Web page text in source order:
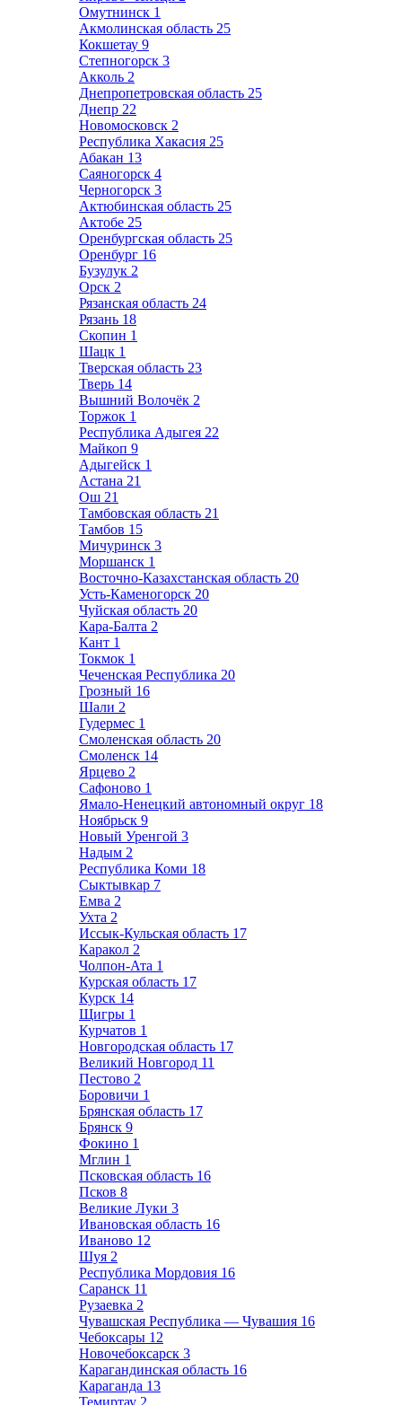
Омутнинск 1
Акмолинская область 25
Кокшетау 9
Степногорск 3
Акколь 2
Днепропетровская область 25
Днепр 22
Новомосковск 2
Республика Хакасия 25
Абакан 13
Саяногорск 4
Черногорск 3
Актюбинская область 25
Актобе 25
Оренбургская область 25
Оренбург 16
Бузулук 2
Орск 2
Рязанская область 24
Рязань 18
Скопин 1
Шацк 1
Тверская область 23
Тверь 14
Вышний Волочёк 2
Торжок 1
Республика Адыгея 22
Майкоп 9
Адыгейск 1
Астана 21
Ош 21
Тамбовская область 21
Тамбов 15
Мичуринск 3
Моршанск 1
Восточно-Казахстанская область 20
Усть-Каменогорск 20
Чуйская область 20
Кара-Балта 2
Кант 1
Токмок 1
Чеченская Республика 20
Грозный 16
Шали 2
Гудермес 1
Смоленская область 20
Смоленск 14
Ярцево 2
Сафоново 1
Ямало-Ненецкий автономный округ 18
Ноябрьск 9
Новый Уренгой 3
Надым 2
Республика Коми 18
Сыктывкар 7
Емва 2
Ухта 2
Иссык-Кульская область 17
Каракол 2
Чолпон-Ата 1
Курская область 17
Курск 14
Щигры 1
Курчатов 1
Новгородская область 17
Великий Новгород 11
Пестово 2
Боровичи 1
Брянская область 17
Брянск 9
Фокино 1
Мглин 1
Псковская область 16
Псков 8
Великие Луки 3
Ивановская область 16
Иваново 12
Шуя 2
Республика Мордовия 16
Саранск 11
Рузаевка 2
Чувашская Республика — Чувашия 16
Чебоксары 12
Новочебоксарск 3
Карагандинская область 16
Караганда 13
Темиртау 2